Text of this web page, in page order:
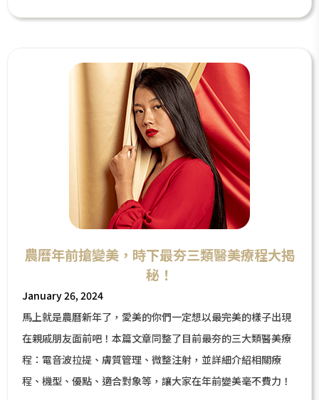
農曆年前搶變美，時下最夯三類醫美療程大揭
秘！
January 26, 2024
馬上就是農曆新年了，愛美的你們一定想以最完美的樣子出現
在親戚朋友面前吧！本篇文章同整了目前最夯的三大類醫美療
程：電音波拉提、膚質管理、微整注射，並詳細介紹相關療
程、機型、優點、適合對象等，讓大家在年前變美毫不費力！